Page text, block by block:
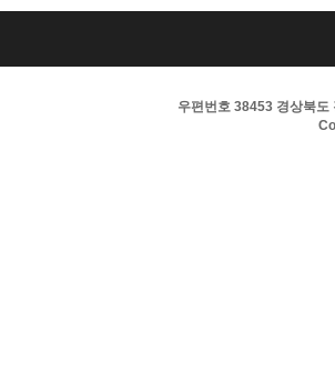
우편번호 38453 경상북